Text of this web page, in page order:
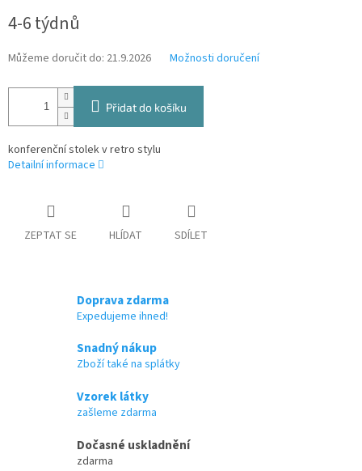
cena:
4-6 týdnů
Můžeme doručit do: 21.9.2026 Možnosti doručení
Přidat do košíku
konferenční stolek v retro stylu
Detailní informace
ZEPTAT SE HLÍDAT SDÍLET
Doprava zdarma
Expedujeme ihned!
Snadný nákup
Zboží také na splátky
Vzorek látky
zašleme zdarma
Dočasné uskladnění
zdarma